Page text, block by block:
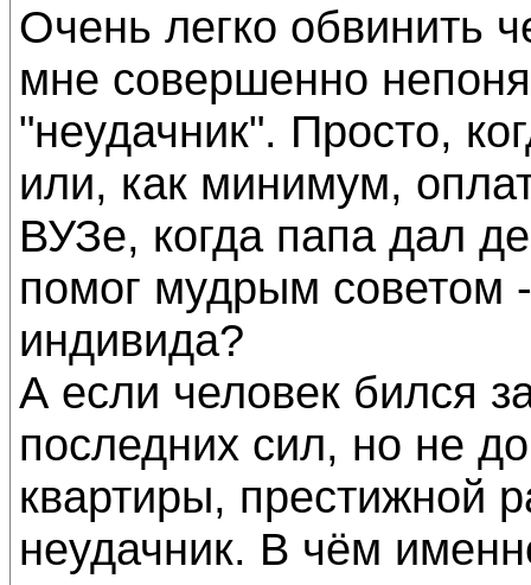
Очень легко обвинить
мне совершенно
"неудачник". Просто,
или, как минимум,
ВУЗе, когда папа дал
помог мудрым советом
индивида?
А если человек бился
последних сил, но не
квартиры, престижной
неудачник. В чём